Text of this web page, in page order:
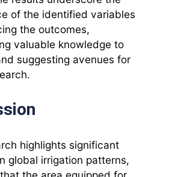
of the identified variables
the outcomes,
valuable knowledge to
suggesting avenues for
highlights significant
global irrigation patterns,